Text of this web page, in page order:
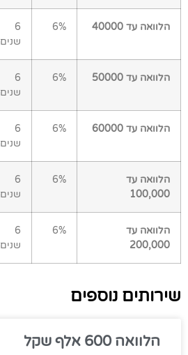
הלוואה עד 40000 6%
6
שנים
הלוואה עד 50000 6%
6
שנים
הלוואה עד 60000 6%
6
שנים
הלוואה עד
100,000
6%
6
שנים
הלוואה עד
200,000
6%
6
שנים
שירותים נוספים
הלוואה 600 אלף שקל